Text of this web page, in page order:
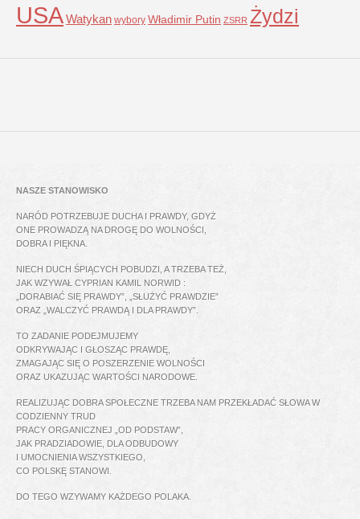
USAWatykan wybory Władimir Putin ZSRR Żydzi
NASZE STANOWISKO
NARÓD POTRZEBUJE DUCHA I PRAWDY, GDYŻ
ONE PROWADZĄ NA DROGĘ DO WOLNOŚCI,
DOBRA I PIĘKNA.
NIECH DUCH ŚPIĄCYCH POBUDZI, A TRZEBA TEŻ,
JAK WZYWAŁ CYPRIAN KAMIL NORWID :
„DORABIAĆ SIĘ PRAWDY”, „SŁUŻYĆ PRAWDZIE”
ORAZ „WALCZYĆ PRAWDĄ I DLA PRAWDY”.
TO ZADANIE PODEJMUJEMY
ODKRYWAJĄC I GŁOSZĄC PRAWDĘ,
ZMAGAJĄC SIĘ O POSZERZENIE WOLNOŚCI
ORAZ UKAZUJĄC WARTOŚCI NARODOWE.
REALIZUJĄC DOBRA SPOŁECZNE TRZEBA NAM PRZEKŁADAĆ SŁOWA W
CODZIENNY TRUD
PRACY ORGANICZNEJ „OD PODSTAW”,
JAK PRADZIADOWIE, DLA ODBUDOWY
I UMOCNIENIA WSZYSTKIEGO,
CO POLSKĘ STANOWI.
DO TEGO WZYWAMY KAŻDEGO POLAKA.